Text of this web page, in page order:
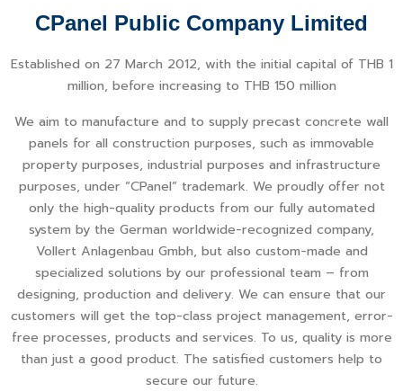
CPanel Public Company Limited
Established on 27 March 2012, with the initial capital of THB 1
million, before increasing to THB 150 million
We aim to manufacture and to supply precast concrete wall
panels for all construction purposes, such as immovable
property purposes, industrial purposes and infrastructure
purposes, under “CPanel” trademark. We proudly offer not
only the high-quality products from our fully automated
system by the German worldwide-recognized company,
Vollert Anlagenbau Gmbh, but also custom-made and
specialized solutions by our professional team – from
designing, production and delivery. We can ensure that our
customers will get the top-class project management, error-
free processes, products and services. To us, quality is more
than just a good product. The satisfied customers help to
secure our future.